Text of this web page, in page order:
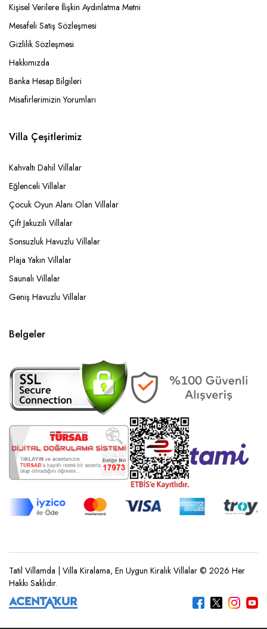
Kişisel Verilere İlişkin Aydınlatma Metni
Mesafeli Satış Sözleşmesi
Gizlilik Sözleşmesi
Hakkımızda
Banka Hesap Bilgileri
Misafirlerimizin Yorumları
Villa Çeşitlerimiz
Kahvaltı Dahil Villalar
Eğlenceli Villalar
Çocuk Oyun Alanı Olan Villalar
Çift Jakuzili Villalar
Sonsuzluk Havuzlu Villalar
Plaja Yakın Villalar
Saunalı Villalar
Geniş Havuzlu Villalar
Belgeler
Tatil Villamda | Villa Kiralama, En Uygun Kiralık Villalar © 2026 Her
Hakkı Saklıdır.